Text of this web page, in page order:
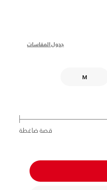
جدول المقاسات
M
قصة ضاغطة